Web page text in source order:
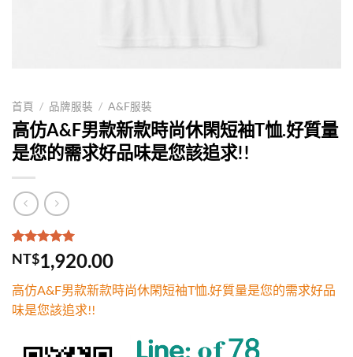
首頁 / 品牌服裝 / A&F服裝
高仿A&F男款新款時尚休閑短袖T恤.好質量
是您的需求好品味是您該追求!!
評分5.00/
5，已有
1
位
分
NT$1,920.00
高仿A&F男款新款時尚休閑短袖T恤.好質量是您的需求好品
味是您該追求!!